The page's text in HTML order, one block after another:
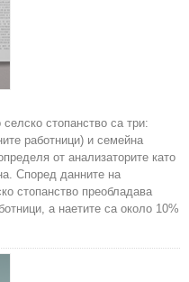
стопанство са три:
работници) и семейна
от анализаторите като
Според данните на
стопанство преобладава
а наетите са около 10%